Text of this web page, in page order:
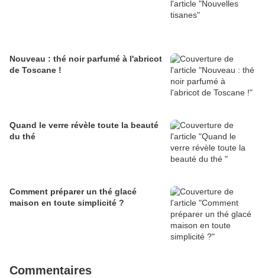
Nouveau : thé noir parfumé à l'abricot
de Toscane !
Quand le verre révèle toute la beauté
du thé
Comment préparer un thé glacé
maison en toute simplicité ?
Commentaires